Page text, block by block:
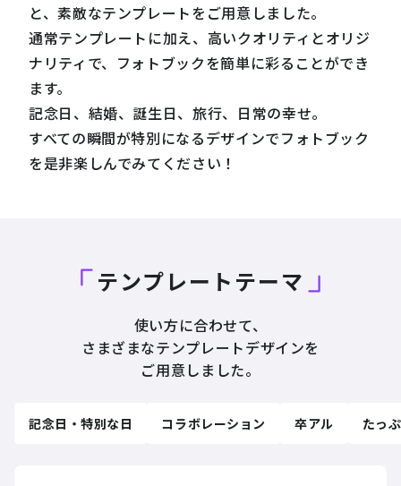
と、素敵なテンプレートをご用意しました。
通常テンプレートに加え、高いクオリティとオリジ
ナリティで、フォトブックを簡単に彩ることができ
ます。
記念日、結婚、誕生日、旅行、日常の幸せ。
すべての瞬間が特別になるデザインでフォトブック
を是非楽しんでみてください！
テンプレートテーマ
使い方に合わせて、
さまざまなテンプレートデザインを
ご用意しました。
記念日・特別な日 コラボレーション 卒アル たっ